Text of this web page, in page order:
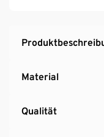
In nur 2 Minuten
Minimierter
Integrierte
eine langlebige
Material
Qualität